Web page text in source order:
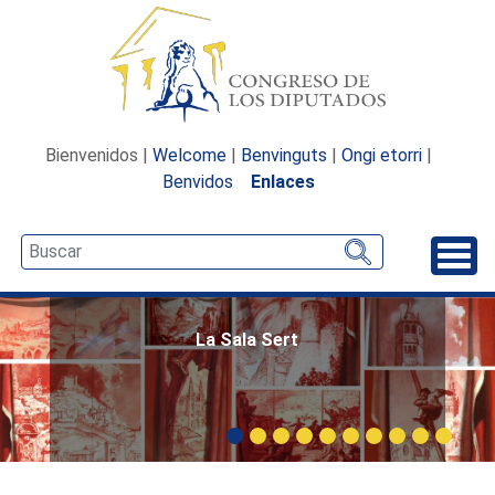
Bienvenidos | Welcome | Benvinguts | Ongi etorri |
Benvidos
Enlaces
La Sala Sert